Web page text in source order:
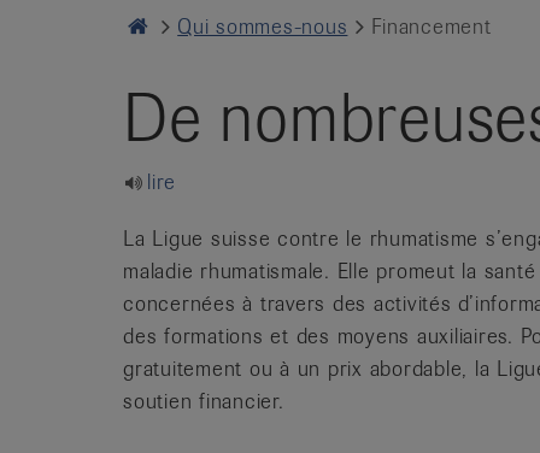
Home
Qui sommes-nous Financement
De
lire
La Ligue suisse contre le rhumatisme
maladie rhumatismale. Elle promeut la
concernées à travers des activités
des formations et des moyens auxiliaires.
gratuitement ou à un prix abordable, la
soutien financier.